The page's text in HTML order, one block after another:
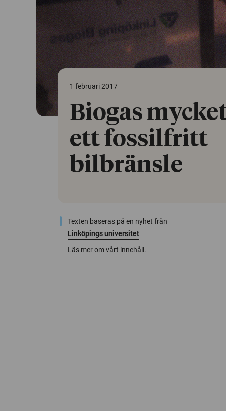
1 februari 2017
Biogas
ett fossilfritt
bilbränsle
Texten baseras på en nyhet från
Linköpings universitet
Läs mer om vårt innehåll.